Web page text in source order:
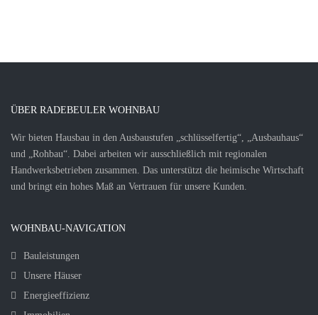
ÜBER RADEBEULER WOHNBAU
Wir bieten Hausbau in den Ausbaustufen „schlüsselfertig“, „Ausbauhaus“
und „Rohbau“. Dabei arbeiten wir ausschließlich mit regionalen
Handwerksbetrieben zusammen. Das unterstützt die heimische Wirtschaft
und bringt ein hohes Maß an Vertrauen für unsere Kunden.
WOHNBAU-NAVIGATION
Bauleistungen
Unsere Häuser
Energieeffizienz